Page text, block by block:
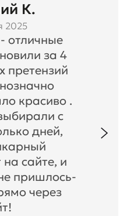
К.
2025
за 4
претензий
красиво .
с
дней,
сайте, и
пришлось-
через